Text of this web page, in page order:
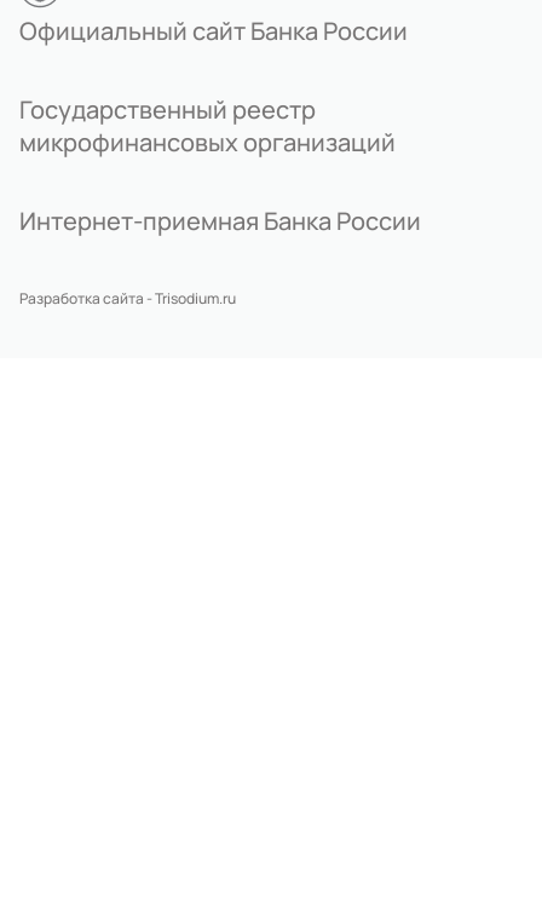
Официальный сайт Банка России
Государственный реестр
микрофинансовых организаций
Интернет-приемная Банка России
Разработка сайта - Trisodium.ru